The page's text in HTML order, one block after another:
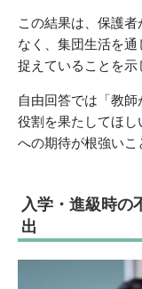
この結果は、保護
なく、集団生活を
捉えていることを示
自由回答では「教
役割を果たしてほし
への期待が根強いこ
入学・進級時の
出